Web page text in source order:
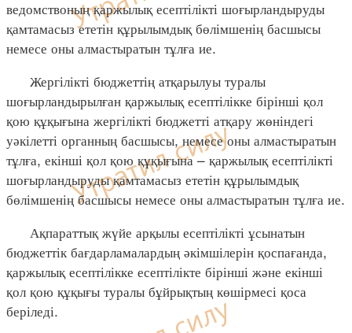
ведомствоның қаржылық есептілікті шоғырландыруды
қамтамасыз ететін құрылымдық бөлімшенің басшысы
немесе оны алмастыратын тұлға ие.
Жергілікті бюджеттің атқарылуы туралы
шоғырландырылған қаржылық есептілікке бірінші қол
қою құқығына жергілікті бюджетті атқару жөніндегі
уәкілетті органның басшысы, немесе оны алмастыратын
тұлға, екінші қол қою құқығына – қаржылық есептілікті
шоғырландыруды қамтамасыз ететін құрылымдық
бөлімшенің басшысы немесе оны алмастыратын тұлға ие.
Ақпараттық жүйе арқылы есептілікті ұсынатын
бюджеттік бағдарламалардың әкімшілерін қоспағанда,
қаржылық есептілікке есептілікте бірінші және екінші
қол қою құқығы туралы бұйрықтың көшірмесі қоса
беріледі.